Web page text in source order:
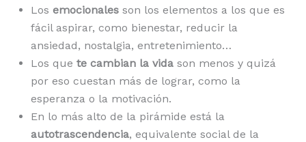
Los emocionales son los elementos a los que es
fácil aspirar, como bienestar, reducir la
ansiedad, nostalgia, entretenimiento…
Los que te cambian la vidason menos y quizá
por eso cuestan más de lograr, como la
esperanza o la motivación.
En lo más alto de la pirámide está la
autotrascendencia, equivalente social de la